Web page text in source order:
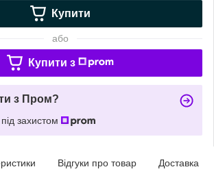
Купити
або
Купити з
з Пром?
захистом
Відгуки про товар Доставка